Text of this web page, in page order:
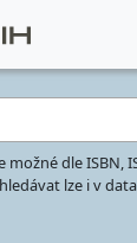
dle ISBN,
lze i v